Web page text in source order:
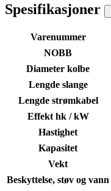
Spesifikasjoner
Varenummer
NOBB
Diameter kolbe
Lengde slange
Lengde strømkabel
Effekt hk / kW
Hastighet
Kapasitet
Vekt
Beskyttelse, støv og vann